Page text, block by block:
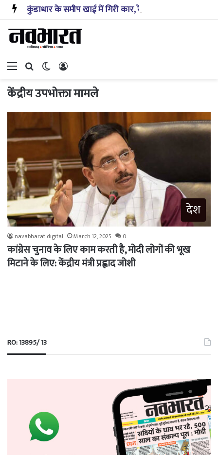
Menu Search forSwitch skin
केंद्रीय उपभोक्ता मामले
देश
navabharat digital March 12, 2025 0
कांग्रेस चुनाव के लिए काम करती है, मोदी लोगों की भूख
मिटाने के लिए: केंद्रीय मंत्री प्रह्लाद जोशी
RO: 13895/ 13